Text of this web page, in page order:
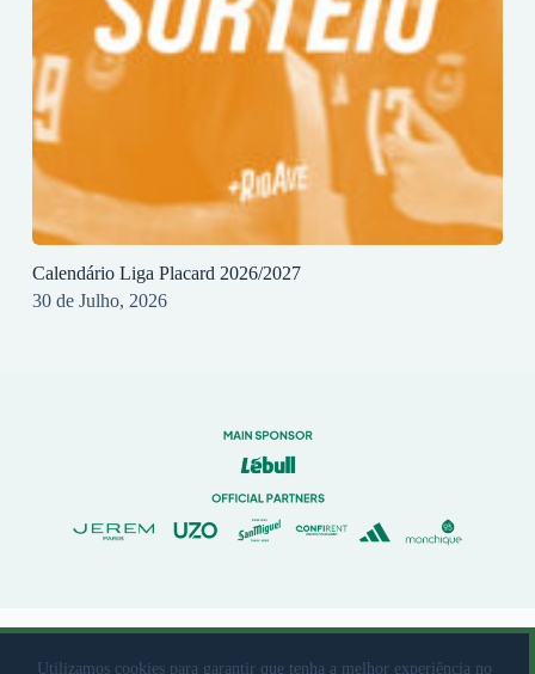
Utilizamos cookies para garantir que tenha a melhor experiência no
Calendário Liga Placard 2026/2027
30 de Julho, 2026
© 2023 Rio Ave Futebol Clube Desenvolvido porbrandit